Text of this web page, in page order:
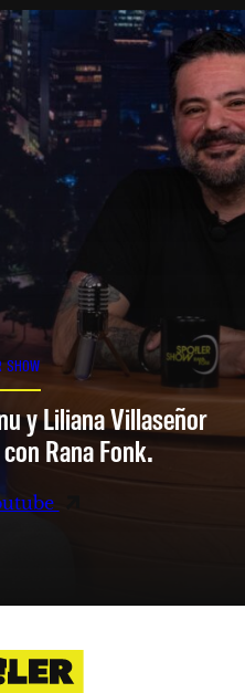
SHOW
y Liliana Villaseñor
Rana Fonk.